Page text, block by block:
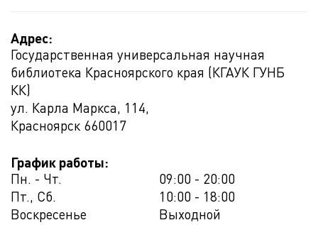
Адрес:
Государственная универсальная научная
библиотека Красноярского края (КГАУК ГУНБ
КК)
ул. Карла Маркса, 114,
Красноярск 660017
График работы:
Пн. - Чт.
09:00 - 20:00
Пт., Сб.
10:00 - 18:00
Воскресенье
Выходной